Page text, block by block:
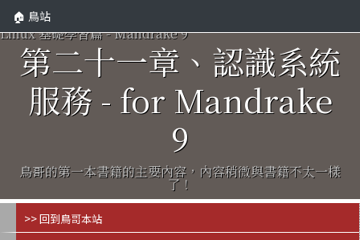
🏠 鳥站
Linux 基礎學習篇 - Mandrake 9
第二十一章、認識系統
服務 - for Mandrake
9
鳥哥的第一本書籍的主要內容，內容稍微與書籍不太一樣
了！
>> 回到鳥哥本站